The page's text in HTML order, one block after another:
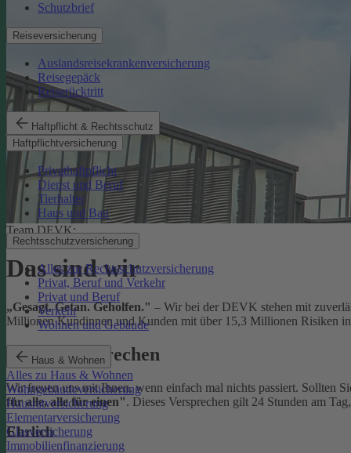
Schutzbrief
Reiseversicherung
Auslandsreisekrankenversicherung
Reisegepäck
Reiserücktritt
Haftpflicht & Rechtsschutz
Haftpflichtversicherung
Privathaftpflicht
Dienst und Beruf
Tierhalter
Haus und Bau
Rechtsschutzversicherung
Alles zur Rechtsschutzversicherung
Privat, Beruf und Verkehr
Privat und Beruf
Verkehr
Wohnen und Gebäude
Haus & Wohnen
Alles zu Haus & Wohnen
Wohngebäudeversicherung
Hausratversicherung
Elementarversicherung
Glasversicherung
Immobilienfinanzierung
Team DEVK:
Das sind wir
„Gesagt. Getan. Geholfen." – Wir bei der DEVK stehen mit
Millionen Kundinnen und Kunden mit über 15,3 Millionen Risiken in
Unser Versprechen
Wir freuen uns mit Ihnen, wenn einfach mal nichts passiert. Sollten
für alle, alle für einen". Dieses Versprechen gilt 24 Stunden am
Ehrlich